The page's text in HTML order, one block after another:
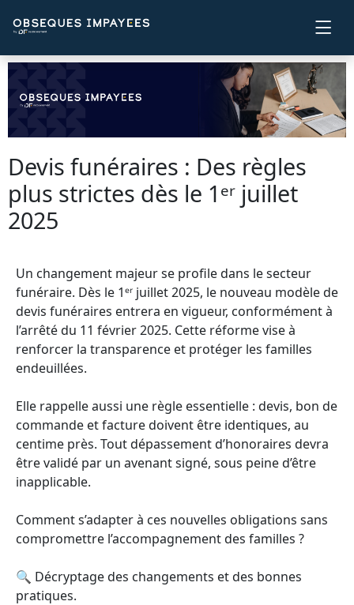
Devis funéraires : Des règles
plus strictes dès le 1ᵉʳ juillet
2025
Un changement majeur se profile dans le secteur
funéraire. Dès le 1ᵉʳ juillet 2025, le nouveau modèle de
devis funéraires entrera en vigueur, conformément à
l’arrêté du 11 février 2025. Cette réforme vise à
renforcer la transparence et protéger les familles
endeuillées.
Elle rappelle aussi une règle essentielle : devis, bon de
commande et facture doivent être identiques, au
centime près. Tout dépassement d’honoraires devra
être validé par un avenant signé, sous peine d’être
inapplicable.
Comment s’adapter à ces nouvelles obligations sans
compromettre l’accompagnement des familles ?
🔍 Décryptage des changements et des bonnes
pratiques.